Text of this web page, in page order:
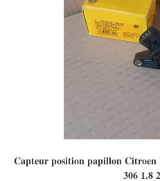
Capteur position papillon Citroen
306 1.8